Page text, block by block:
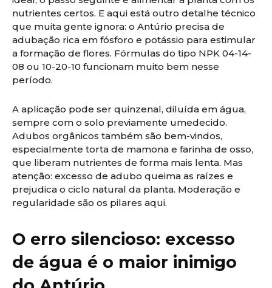
nutrientes certos. E aqui está outro detalhe técnico
que muita gente ignora: o Antúrio precisa de
adubação rica em fósforo e potássio para estimular
a formação de flores. Fórmulas do tipo NPK 04-14-
08 ou 10-20-10 funcionam muito bem nesse
período.
A aplicação pode ser quinzenal, diluída em água,
sempre com o solo previamente umedecido.
Adubos orgânicos também são bem-vindos,
especialmente torta de mamona e farinha de osso,
que liberam nutrientes de forma mais lenta. Mas
atenção: excesso de adubo queima as raízes e
prejudica o ciclo natural da planta. Moderação e
regularidade são os pilares aqui.
O erro silencioso: excesso
de água é o maior inimigo